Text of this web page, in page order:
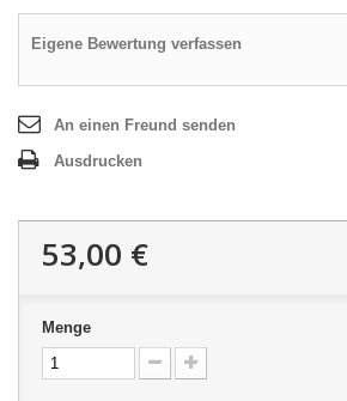
Eigene Bewertung verfassen
An einen Freund senden
Ausdrucken
53,00 €
Menge